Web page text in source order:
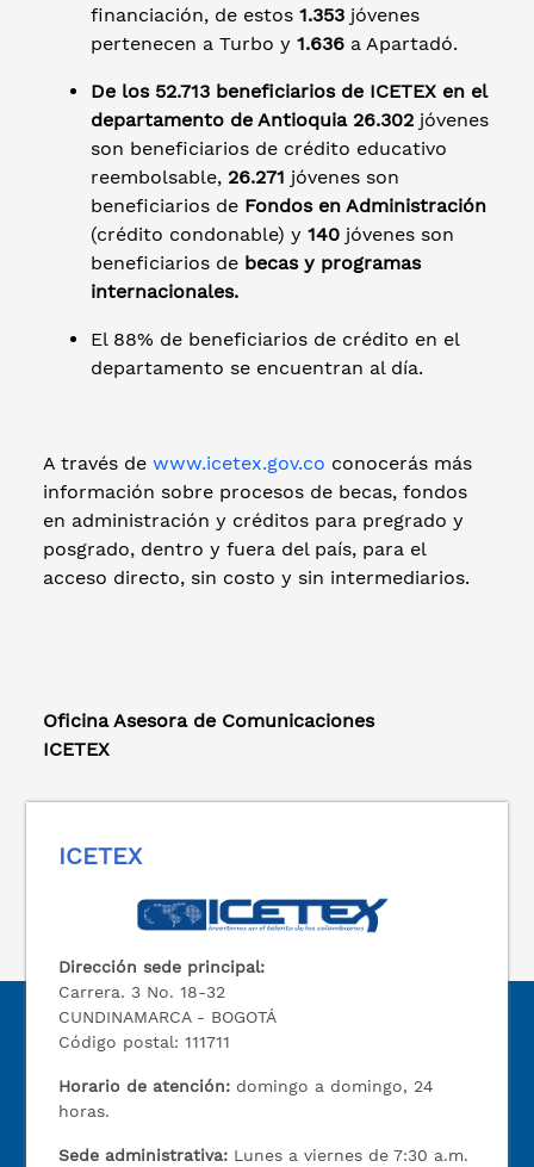
financiación, de estos 1.353 jóvenes
pertenecen a Turbo y 1.636 a Apartadó.
De los 52.713 beneficiarios de ICETEX en el
departamento de Antioquia 26.302 jóvenes
son beneficiarios de crédito educativo
reembolsable, 26.271 jóvenes son
beneficiarios de Fondos en Administración
(crédito condonable) y 140 jóvenes son
beneficiarios de becas y programas
internacionales.
El 88% de beneficiarios de crédito en el
departamento se encuentran al día.
A través de www.icetex.gov.co conocerás más
información sobre procesos de becas, fondos
en administración y créditos para pregrado y
posgrado, dentro y fuera del país, para el
acceso directo, sin costo y sin intermediarios.
Oficina Asesora de Comunicaciones
ICETEX
ICETEX
Dirección sede principal:
Carrera. 3 No. 18-32
CUNDINAMARCA - BOGOTÁ
Código postal: 111711
Horario de atención: domingo a domingo, 24
horas.
Sede administrativa: Lunes a viernes de 7:30 a.m.